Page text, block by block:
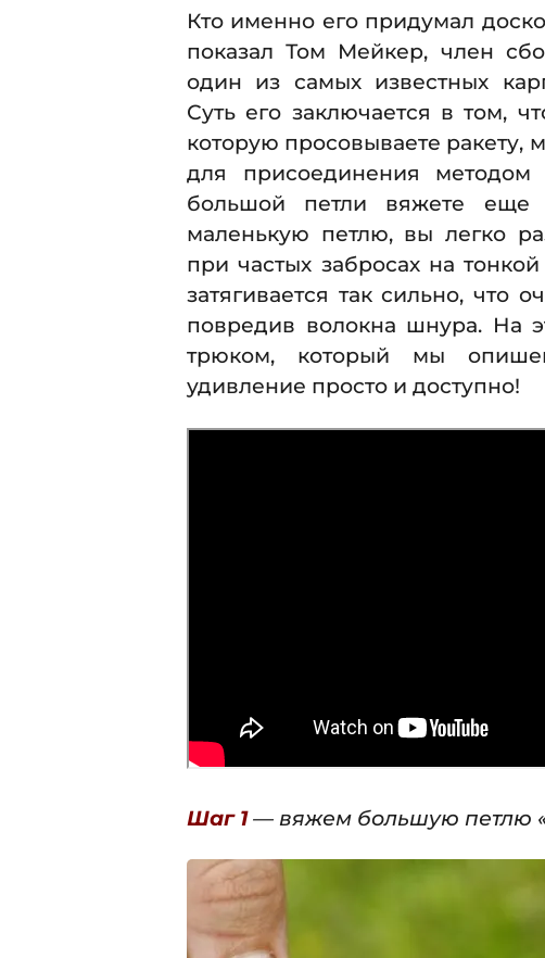
Кто именно его придумал
показал Том Мейкер, член
один из самых известных
Суть его заключается в том,
которую просовываете ракету,
для присоединения
большой петли вяжете еще
маленькую петлю, вы легко
при частых забросах на
затягивается так сильно, что
повредив волокна шнура. На
трюком, который мы
удивление просто и доступно!
Шаг 1 — вяжем большую петлю